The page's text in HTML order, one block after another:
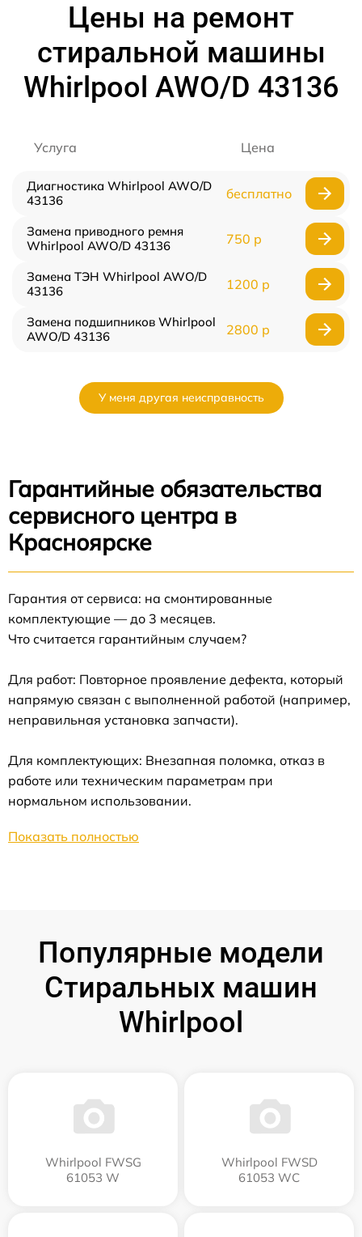
Цены на ремонт
стиральной машины
Whirlpool AWO/D 43136
Услуга Цена
Диагностика Whirlpool AWO/D
43136
бесплатно
Замена приводного ремня
Whirlpool AWO/D 43136
750 р
Замена ТЭН Whirlpool AWO/D
43136
1200 р
Замена подшипников Whirlpool
AWO/D 43136
2800 р
У меня другая неисправность
Гарантийные обязательства
сервисного центра в
Красноярске
Гарантия от сервиса: на смонтированные
комплектующие — до 3 месяцев.
Что считается гарантийным случаем?
Для работ: Повторное проявление дефекта, который
напрямую связан с выполненной работой (например,
неправильная установка запчасти).
Для комплектующих: Внезапная поломка, отказ в
работе или техническим параметрам при
нормальном использовании.
Показать полностью
Популярные модели
Стиральных машин
Whirlpool
Whirlpool FWSG
61053 W
Whirlpool FWSD
61053 WC